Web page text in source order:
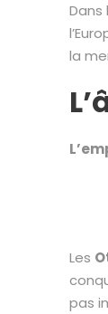
Dans
la
Les
pas